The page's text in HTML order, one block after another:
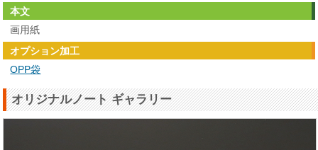
本文
画用紙
オプション加工
OPP袋
オリジナルノート ギャラリー